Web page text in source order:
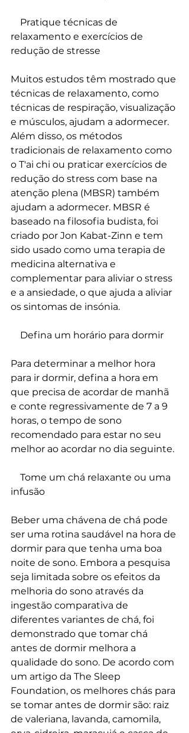
relaxamento e exercícios de
redução de stresse
Muitos estudos têm mostrado que
técnicas de relaxamento, como
técnicas de respiração, visualização
e músculos, ajudam a adormecer.
Além disso, os métodos
tradicionais de relaxamento como
o T'ai chi ou praticar exercícios de
redução do stress com base na
atenção plena (MBSR) também
ajudam a adormecer. MBSR é
baseado na filosofia budista, foi
criado por Jon Kabat-Zinn e tem
sido usado como uma terapia de
medicina alternativa e
complementar para aliviar o stress
e a ansiedade, o que ajuda a aliviar
os sintomas de insónia.
    Defina um horário para dormir
Para determinar a melhor hora
para ir dormir, defina a hora em
que precisa de acordar de manhã
e conte regressivamente de 7 a 9
horas, o tempo de sono
recomendado para estar no seu
melhor ao acordar no dia seguinte.
infusão
Beber uma chávena de chá pode
ser uma rotina saudável na hora de
dormir para que tenha uma boa
noite de sono. Embora a pesquisa
seja limitada sobre os efeitos da
melhoria do sono através da
ingestão comparativa de
diferentes variantes de chá, foi
demonstrado que tomar chá
antes de dormir melhora a
qualidade do sono. De acordo com
um artigo da The Sleep
Foundation, os melhores chás para
se tomar antes de dormir são: raiz
de valeriana, lavanda, camomila,